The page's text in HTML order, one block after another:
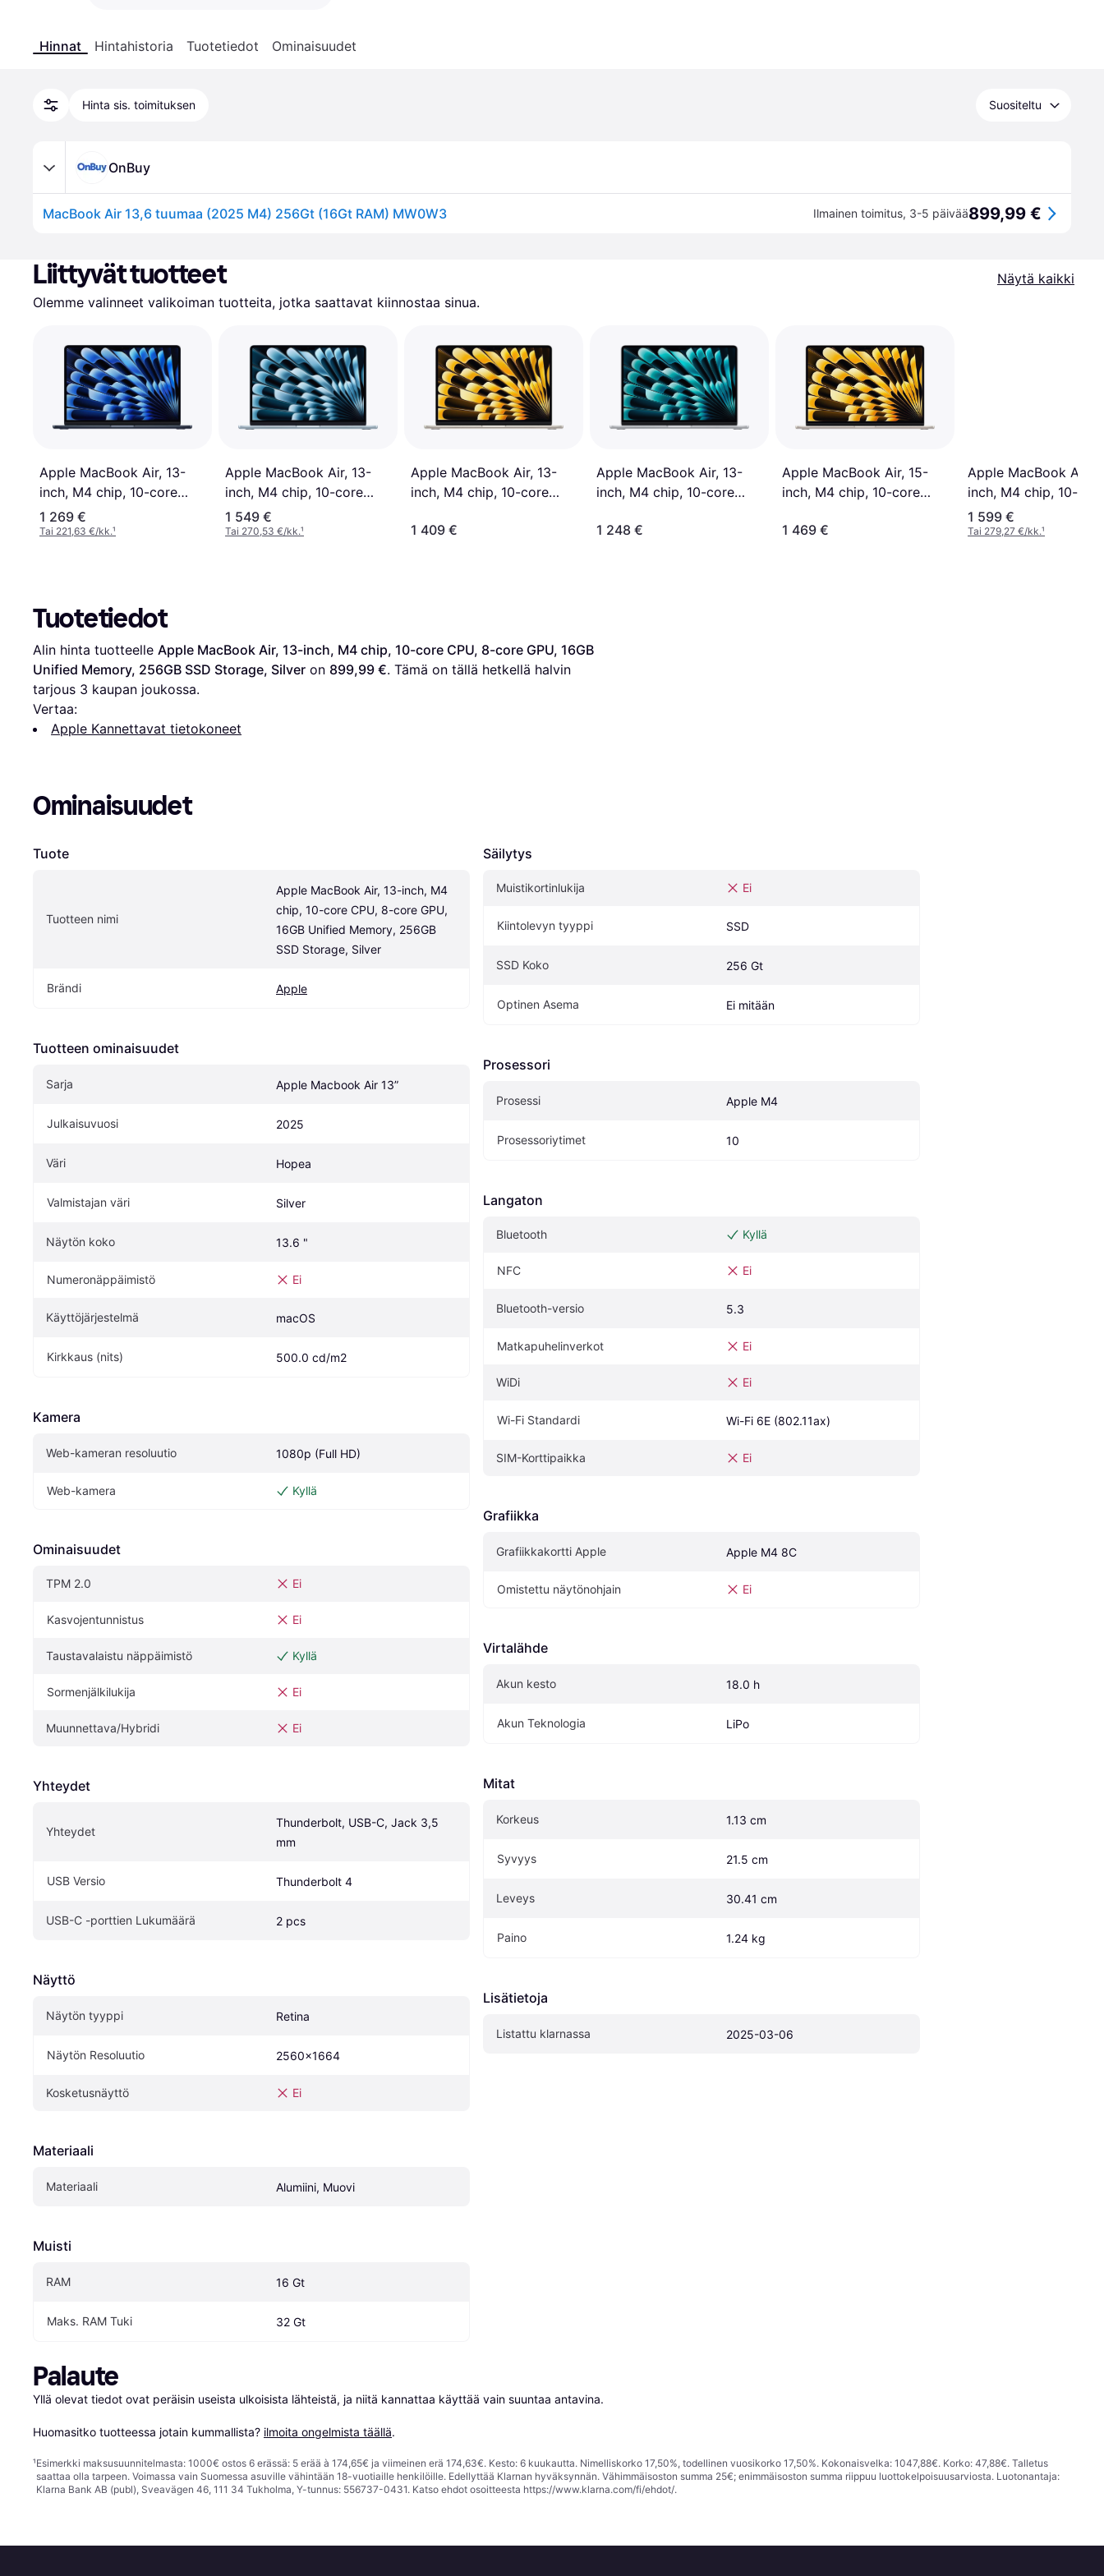
Hinnat Hintahistoria Tuotetiedot Ominaisuudet
Hinta sis. toimituksen Suositeltu
OnBuy
MacBook Air 13,6 tuumaa (2025 M4) 256Gt (16Gt RAM) MW0W3 Ilmainen toimitus, 3-5 päivää899,99 €
Liittyvät tuotteet
Näytä kaikki
Olemme valinneet valikoiman tuotteita, jotka saattavat kiinnostaa sinua.
Apple MacBook Air, 13-
inch, M4 chip, 10-core
CPU, 10-core GPU, 16GB
Unified Memory, 512GB
1 269 €
Tai 221,63 €/kk.¹
Apple MacBook Air, 13-
inch, M4 chip, 10-core
CPU, 10-core GPU, 16GB
Unified Memory, 512GB
1 549 €
Tai 270,53 €/kk.¹
Apple MacBook Air, 13-
inch, M4 chip, 10-core
Unified Memory, 512GB
1 409 €
Apple MacBook Air, 13-
inch, M4 chip, 10-core
Memory, 512GB SSD
1 248 €
Apple MacBook Air, 15-
inch, M4 chip, 10-core
Unified Memory, 256GB
1 469 €
Apple MacBook Air,
inch, M4 chip, 10-
CPU, 10-core GPU,
Unified Memory,
1 599 €
Tai 279,27 €/kk.¹
Tuotetiedot
Alin hinta tuotteelle Apple MacBook Air, 13-inch, M4 chip, 10-core CPU, 8-core GPU, 16GB
Unified Memory, 256GB SSD Storage, Silver on 899,99 €. Tämä on tällä hetkellä halvin
tarjous 3 kaupan joukossa.
Vertaa:
Apple Kannettavat tietokoneet
Ominaisuudet
Tuote
Tuotteen nimi
Apple MacBook Air, 13-inch, M4
chip, 10-core CPU, 8-core GPU,
16GB Unified Memory, 256GB
SSD Storage, Silver
Brändi Apple
Tuotteen ominaisuudet
Sarja Apple Macbook Air 13”
Julkaisuvuosi 2025
Väri Hopea
Valmistajan väri Silver
Näytön koko 13.6 "
Numeronäppäimistö Ei
Käyttöjärjestelmä macOS
Kirkkaus (nits) 500.0 cd/m2
Kamera
Web-kameran resoluutio 1080p (Full HD)
Web-kamera Kyllä
Ominaisuudet
TPM 2.0 Ei
Kasvojentunnistus Ei
Taustavalaistu näppäimistö Kyllä
Sormenjälkilukija Ei
Muunnettava/Hybridi Ei
Yhteydet
Yhteydet
Thunderbolt, USB-C, Jack 3,5
mm
USB Versio Thunderbolt 4
USB-C -porttien Lukumäärä 2 pcs
Näyttö
Näytön tyyppi Retina
Näytön Resoluutio 2560x1664
Kosketusnäyttö Ei
Materiaali
Materiaali Alumiini, Muovi
Muisti
RAM 16 Gt
Maks. RAM Tuki 32 Gt
Säilytys
Muistikortinlukija Ei
Kiintolevyn tyyppi SSD
SSD Koko 256 Gt
Optinen Asema Ei mitään
Prosessori
Prosessi Apple M4
Prosessoriytimet 10
Langaton
Bluetooth Kyllä
NFC Ei
Bluetooth-versio 5.3
Matkapuhelinverkot Ei
WiDi Ei
Wi-Fi Standardi Wi-Fi 6E (802.11ax)
SIM-Korttipaikka Ei
Grafiikka
Grafiikkakortti Apple Apple M4 8C
Omistettu näytönohjain Ei
Virtalähde
Akun kesto 18.0 h
Akun Teknologia LiPo
Mitat
Korkeus 1.13 cm
Syvyys 21.5 cm
Leveys 30.41 cm
Paino 1.24 kg
Lisätietoja
Listattu klarnassa 2025-03-06
Palaute
Yllä olevat tiedot ovat peräisin useista ulkoisista lähteistä, ja niitä kannattaa käyttää vain suuntaa antavina.
Huomasitko tuotteessa jotain kummallista? ilmoita ongelmista täällä.
¹Esimerkki maksusuunnitelmasta: 1000€ ostos 6 erässä: 5 erää à 174,65€ ja viimeinen erä 174,63€. Kesto: 6 kuukautta. Nimelliskorko 17,50%, todellinen vuosikorko 17,50%. Kokonaisvelka: 1047,88€. Korko: 47,88€. Talletus
saattaa olla tarpeen. Voimassa vain Suomessa asuville vähintään 18-vuotiaille henkilöille. Edellyttää Klarnan hyväksynnän. Vähimmäisoston summa 25€; enimmäisoston summa riippuu luottokelpoisuusarviosta. Luotonantaja:
Klarna Bank AB (publ), Sveavägen 46, 111 34 Tukholma, Y-tunnus: 556737-0431. Katso ehdot osoitteesta https://www.klarna.com/fi/ehdot/.